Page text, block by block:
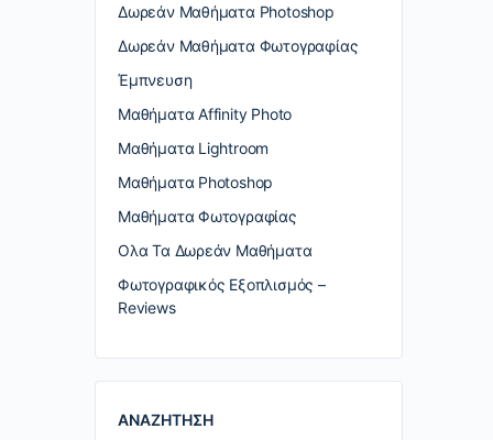
Δωρεάν Μαθήματα Photoshop
Δωρεάν Μαθήματα Φωτογραφίας
Έμπνευση
Μαθήματα Affinity Photo
Μαθήματα Lightroom
Μαθήματα Photoshop
Μαθήματα Φωτογραφίας
Ολα Τα Δωρεάν Μαθήματα
Φωτογραφικός Εξοπλισμός –
Reviews
ΑΝΑΖΗΤΗΣΗ